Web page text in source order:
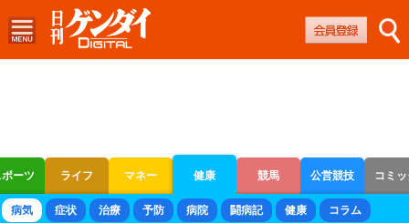
ーツ ライフ マネー 健康 競馬 公営競技 コミ
ボートレース 競輪 オートレース
病気 症状 治療 予防 病院 闘病記 健康 コラム